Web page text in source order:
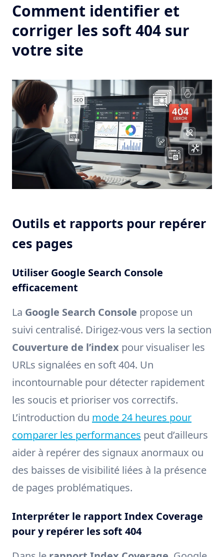
Comment identifier et
corriger les soft 404 sur
votre site
Outils et rapports pour repérer
ces pages
Utiliser Google Search Console
efficacement
La Google Search Console propose un
suivi centralisé. Dirigez-vous vers la section
Couverture de l’index pour visualiser les
URLs signalées en soft 404. Un
incontournable pour détecter rapidement
les soucis et prioriser vos correctifs.
L’introduction du mode 24 heures pour
comparer les performances peut d’ailleurs
aider à repérer des signaux anormaux ou
des baisses de visibilité liées à la présence
de pages problématiques.
Interpréter le rapport Index Coverage
pour y repérer les soft 404